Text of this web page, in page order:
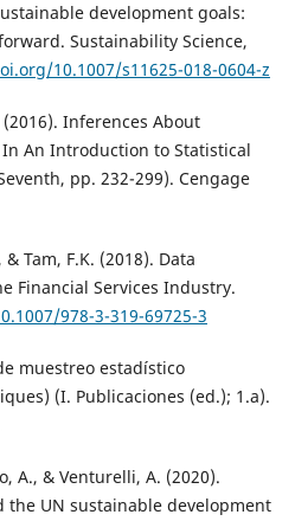
development goals:
Sustainability Science,
10.1007/s11625-018-0604-z
Inferences About
An Introduction to Statistical
pp. 232-299). Cengage
Tam, F.K. (2018). Data
Financial Services Industry.
978-3-319-69725-3
muestreo estadístico
(I. Publicaciones (ed.); 1.a).
A., & Venturelli, A. (2020).
the UN sustainable development